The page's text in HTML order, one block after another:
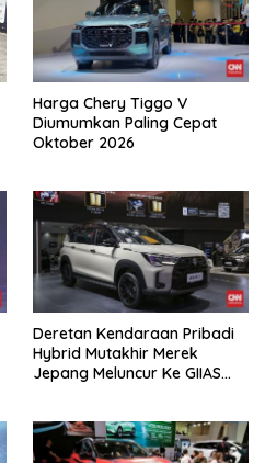
Harga Chery Tiggo V
Diumumkan Paling Cepat
Oktober 2026
Deretan Kendaraan Pribadi
Hybrid Mutakhir Merek
Jepang Meluncur Ke GIIAS